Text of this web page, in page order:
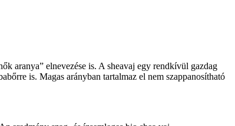
aranya” elnevezése is. A sheavaj egy rendkívül gazdag
is. Magas arányban tartalmaz el nem szappanosítható